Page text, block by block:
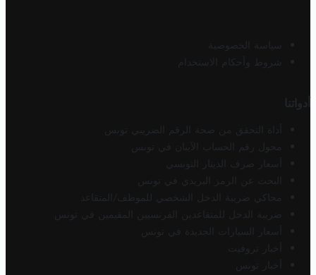
سياسة الخصوصية
شروط وأحكام الاستخدام
أدواتنا
أداة التحقق من صحة الرقم الضريبي تونس
محول رقم الحساب الآيبان في تونس
أسعار صرف الدينار التونسي
البحث عن الرمز البريدي في تونس
محاكي ضريبة الدخل الشخصي للموظف/المتقاعد
ضريبة الدخل للمتقاعدين الفرنسيين المقيمين في تونس
أسعار السيارات الجديدة في تونس
أخبار تروفيت
أخبار تونس